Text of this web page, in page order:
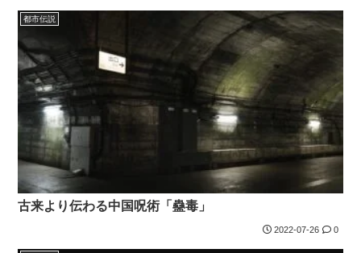
都市伝説
古来より伝わる中国呪術「蠱毒」
2022-07-26 0